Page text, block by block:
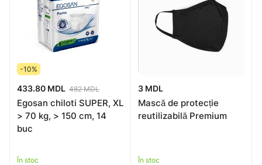
-10%
433.80 MDL 482 MDL
Egosan chiloti SUPER, XL
> 70 kg, > 150 cm, 14
buc
În stoc
3 MDL
Mască de protecție
reutilizabilă Premium
În stoc